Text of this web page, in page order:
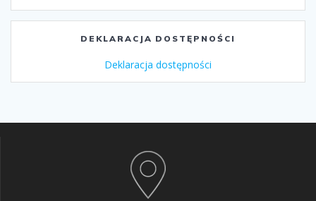
DEKLARACJA DOSTĘPNOŚCI
Deklaracja dostępności